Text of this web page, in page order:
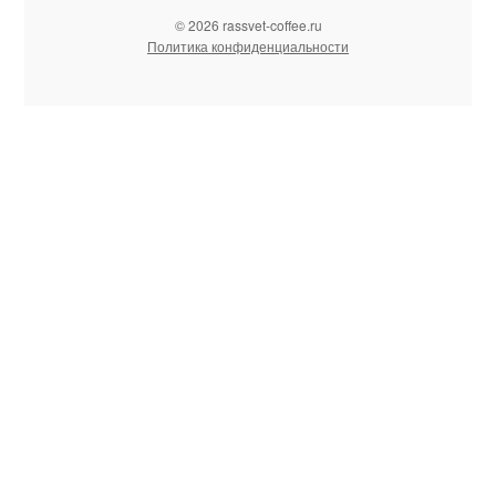
© 2026 rassvet-coffee.ru
Политика конфиденциальности